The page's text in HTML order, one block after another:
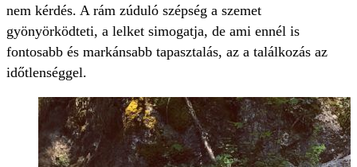
nem kérdés. A rám zúduló szépség a szemet
gyönyörködteti, a lelket simogatja, de ami ennél is
fontosabb és markánsabb tapasztalás, az a találkozás az
időtlenséggel.